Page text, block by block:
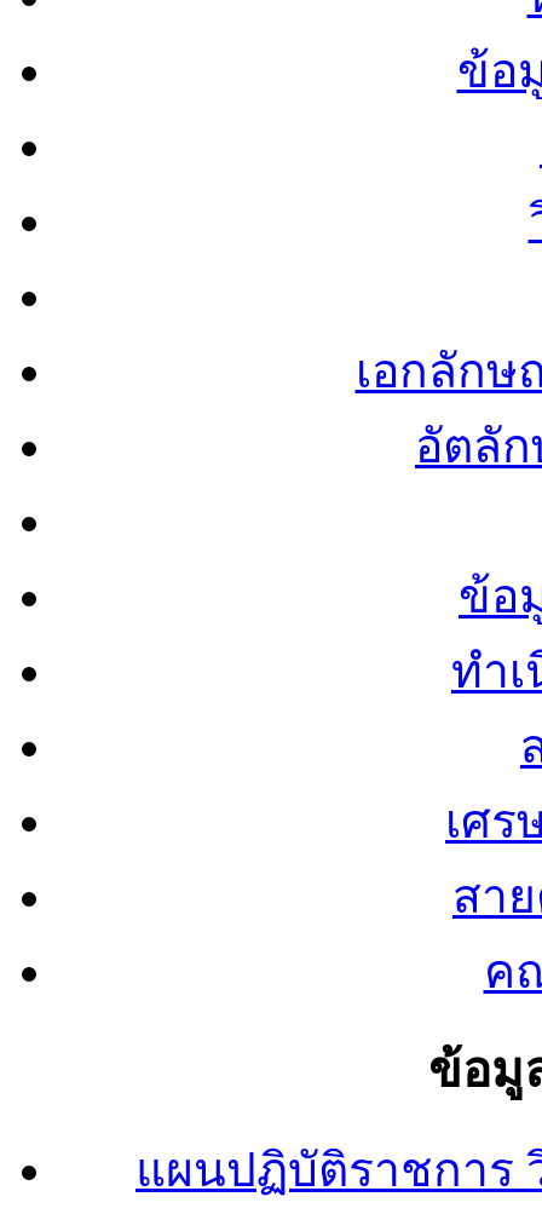
ข้อ
เอกลัก
อัตลั
ข้อ
ทำ
เศร
สา
ค
ข้อมู
แผนปฏิบัติราชการ